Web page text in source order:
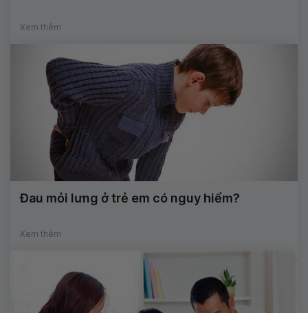
Xem thêm
Đau mỏi lưng ở trẻ em có nguy hiểm?
Xem thêm